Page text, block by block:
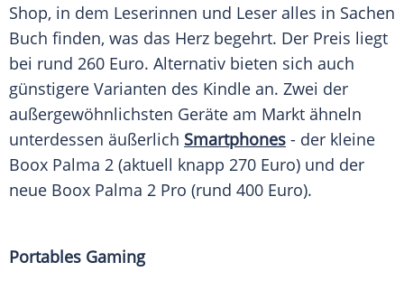
Shop, in dem Leserinnen und Leser alles in Sachen
Buch finden, was das Herz begehrt. Der Preis liegt
bei rund 260 Euro. Alternativ bieten sich auch
günstigere Varianten des Kindle an. Zwei der
außergewöhnlichsten Geräte am Markt ähneln
unterdessen äußerlich Smartphones - der kleine
Boox Palma 2 (aktuell knapp 270 Euro) und der
neue Boox Palma 2 Pro (rund 400 Euro).
Portables Gaming